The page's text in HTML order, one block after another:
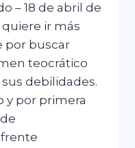
– 18 de abril de
quiere ir más
por buscar
teocrático
debilidades.
y por primera